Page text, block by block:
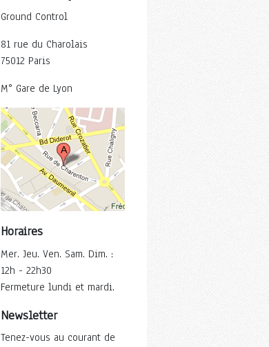
Ground Control
81 rue du Charolais
75012 Paris
M° Gare de Lyon
Horaires
Mer. Jeu. Ven. Sam. Dim. :
12h - 22h30
Fermeture lundi et mardi.
Newsletter
Tenez-vous au courant de